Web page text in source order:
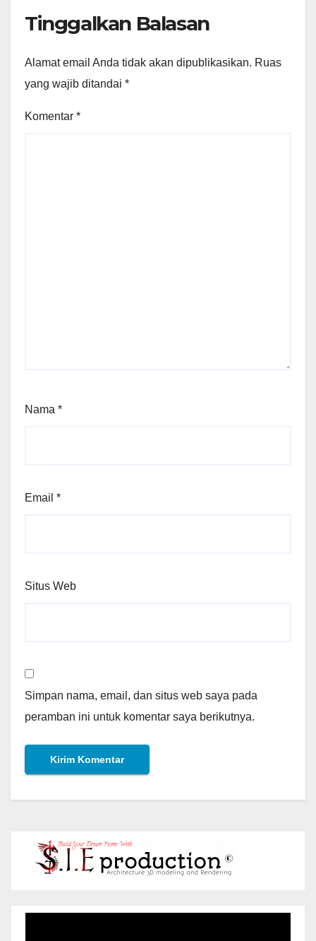
Tinggalkan Balasan
Alamat email Anda tidak akan dipublikasikan. Ruas
yang wajib ditandai *
Komentar *
Nama *
Email *
Situs Web
Simpan nama, email, dan situs web saya pada
peramban ini untuk komentar saya berikutnya.